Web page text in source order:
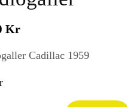
Kr
Cadillac 1959